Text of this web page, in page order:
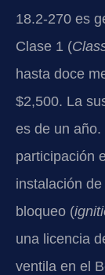
18.2-270 es
Clase 1 (
hasta doce
$2,500. La
es de un
participación
instalación
bloqueo (
una licencia
ventila en el